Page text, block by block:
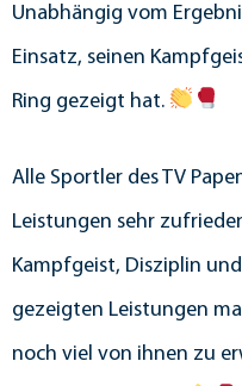
Unabhängig vom
Einsatz, seinen
Ring gezeigt hat.
Alle Sportler des TV
Leistungen sehr
Kampfgeist, Disziplin
gezeigten Leistungen
noch viel von ihnen zu